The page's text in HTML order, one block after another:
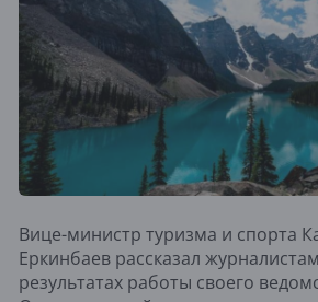
Вице-министр туризма и спорта
Еркинбаев рассказал журналистам
результатах работы своего